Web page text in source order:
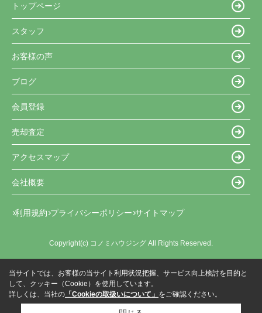
トップページ
スタッフ
お客様の声
ブログ
会員登録
売却査定
アクセスマップ
会社概要
利用規約 プライバシーポリシー サイトマップ
Copyright(c) コノミハウジング All Rights Reserved.
当サイトでは、お客様の当サイト利用状況把握、サービス向上検討を目的と
して、クッキー（Cookie）を使用しています。
詳しくは、当社の 「Cookieの取扱いについて」 をご確認ください。